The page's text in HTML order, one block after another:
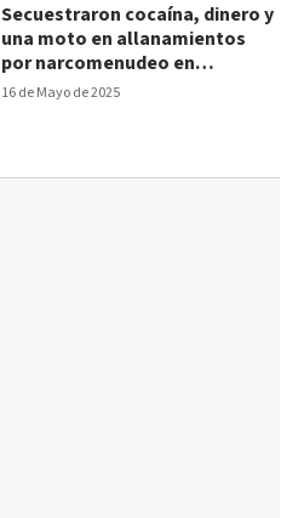
16 de Mayo de 2025
Secuestraron cocaína, dinero y
una moto en allanamientos
por narcomenudeo en
Villaguay